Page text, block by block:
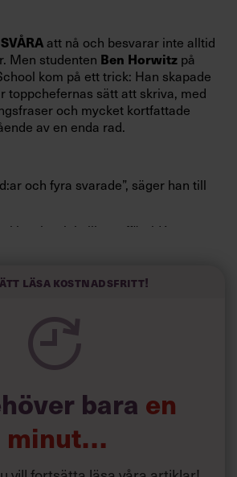
att nå och besvarar inte alltid
Men studenten Ben Horwitz på
kom på ett trick: Han skapade
toppchefernas sätt att skriva, med
och mycket kortfattade
av en enda rad.
och fyra svarade”, säger han till
sitt trick till en affärsidé: appen
stilen.
läsa kostnadsfritt!
bara en
minut…